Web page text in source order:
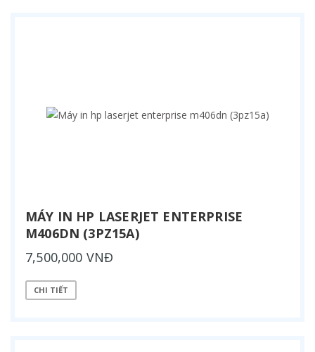
MÁY IN HP LASERJET ENTERPRISE
M406DN (3PZ15A)
7,500,000 VNĐ
CHI TIẾT